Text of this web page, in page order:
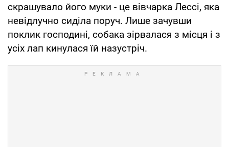
скрашувало його муки - це вівчарка Лессі, яка
невідлучно сиділа поруч. Лише зачувши
поклик господині, собака зірвалася з місця і з
усіх лап кинулася їй назустріч.